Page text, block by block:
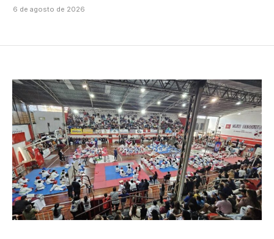
6 de agosto de 2026